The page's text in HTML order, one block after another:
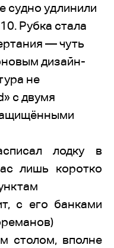
судно удлинили
Рубка стала
— чуть
дизайн-
не
с двумя
лодку в
лишь коротко
с его банками
столом, вполне